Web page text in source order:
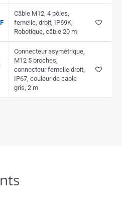
Câble M12, 4 pôles,
femelle, droit, IP69K,
Robotique, câble 20 m
Connecteur asymétrique,
M12 5 broches,
connecteur femelle droit,
IP67, couleur de cable
gris, 2 m